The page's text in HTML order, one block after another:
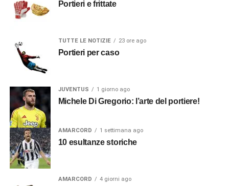
Portieri e frittate
TUTTE LE NOTIZIE 23 ore ago
Portieri per caso
JUVENTUS 1 giorno ago
Michele Di Gregorio: l’arte del portiere!
AMARCORD 1 settimana ago
10 esultanze storiche
AMARCORD 4 giorni ago